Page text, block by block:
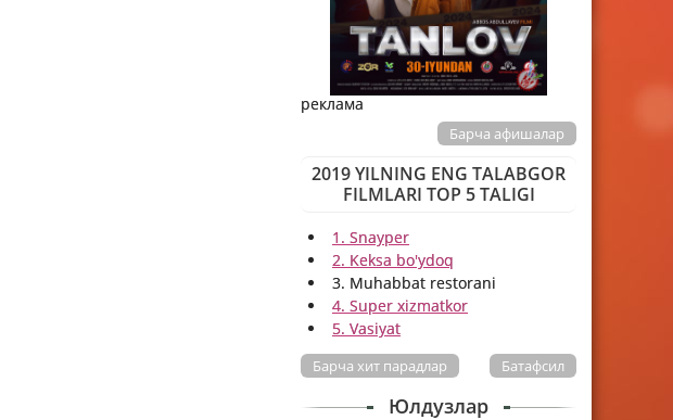
реклама
Барча афишалар
2019 YILNING ENG TALABGOR
FILMLARI TOP 5 TALIGI
1. Snayper
2. Keksa bo'ydoq
3. Muhabbat restorani
4. Super xizmatkor
5. Vasiyat
Батафсил
Барча хит парадлар
Юлдузлар